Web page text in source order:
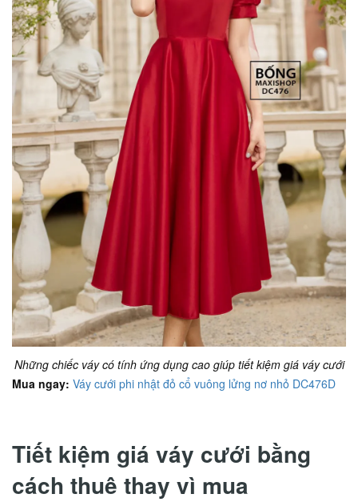
Những chiếc váy có tính ứng dụng cao giúp tiết kiệm giá váy cưới
Mua ngay: Váy cưới phi nhật đỏ cổ vuông lửng nơ nhỏ DC476D
Tiết kiệm giá váy cưới bằng
cách thuê thay vì mua